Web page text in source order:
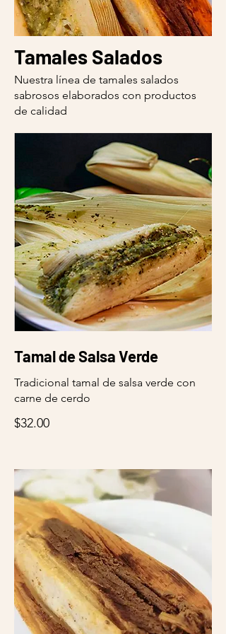
Tamales Salados
Nuestra línea de tamales salados
sabrosos elaborados con productos
de calidad
Tamal de Salsa Verde
Tradicional tamal de salsa verde con
carne de cerdo
$32.00